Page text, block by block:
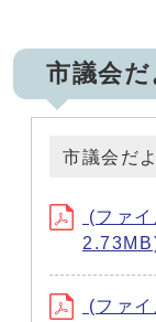
市議会
市議会だ
(ファ
(ファ